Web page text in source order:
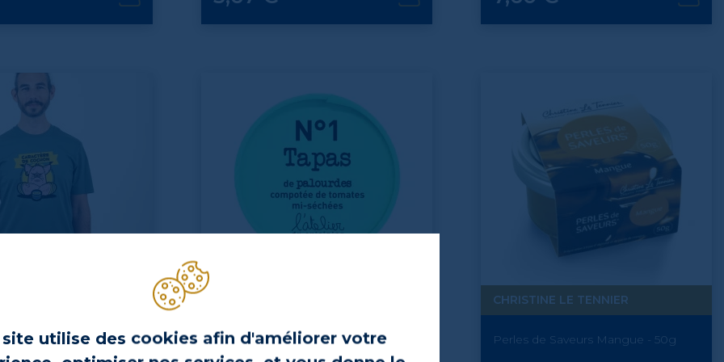
site utilise des cookies afin d'améliorer votre
Caractère de cochon
N°1 Tapas de palourdes, compotée
de tomates séchées - 100g
CHRISTINE LE TENNIER
Perles de Saveurs Mangue - 50g